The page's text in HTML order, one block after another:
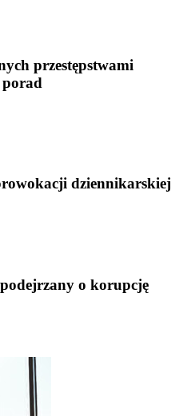
przestępstwami
porad
dziennikarskiej
o korupcję